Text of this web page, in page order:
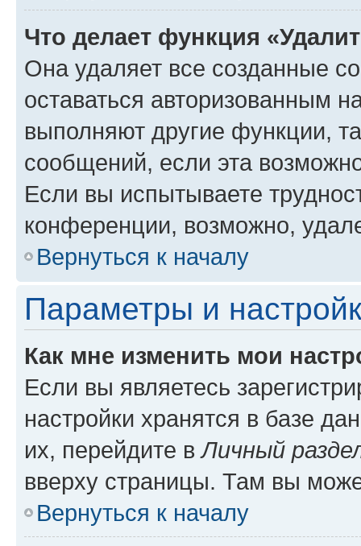
Что делает функция
Она удаляет все созданные
оставаться авторизованным
выполняют другие функции,
сообщений, если эта
Если вы испытываете
конференции, возможно,
Вернуться к началу
Параметры и
Как мне изменить мои
Если вы являетесь
настройки хранятся в базе
их, перейдите вЛичный
вверху страницы. Там вы
Вернуться к началу